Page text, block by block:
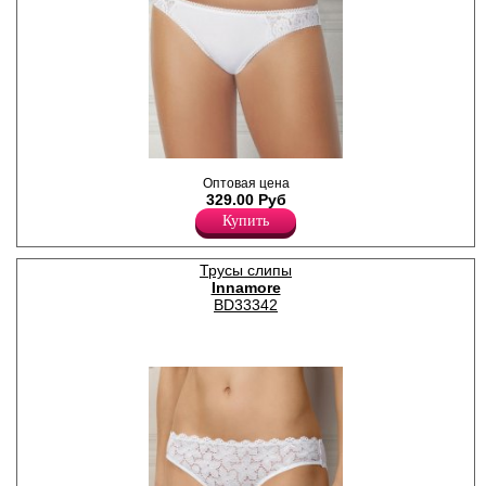
линией талии,
декорированы кружевом.
Хлопок 83%
Нейлон 12%
Лайкра 5%
Оптовая цена
329.00 Руб
Купить
Трусы слипы
Innamore
BD33342